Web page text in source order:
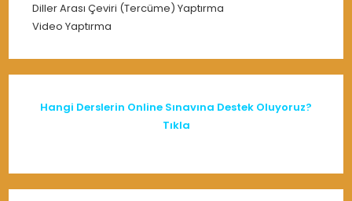
Diller Arası Çeviri (Tercüme) Yaptırma
Video Yaptırma
Hangi Derslerin Online Sınavına Destek Oluyoruz?
Tıkla